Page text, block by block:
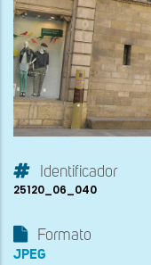
Identificador
25120_06_040
Formato
JPEG